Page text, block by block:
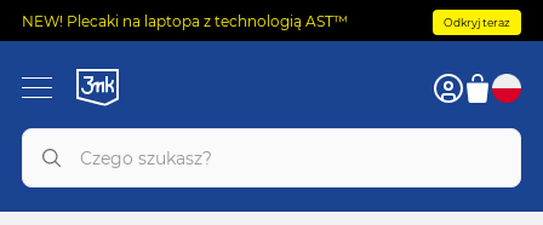
NEW! Plecaki na laptopa z technologią AST™ Odkryj teraz